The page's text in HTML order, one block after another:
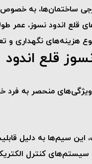
ساختمان‌ها، به خصوص
قلع اندود نسوز، عمر
هزینه‌های نگهداری
قلع اندود
منحصر به فرد خود
این سیم‌ها به دلیل
سیستم‌های کنترل